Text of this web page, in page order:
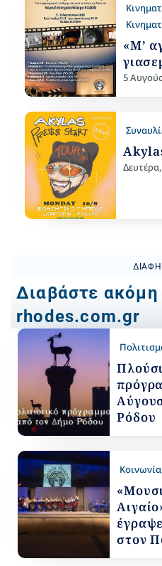
«Μ’
5
Διαβάστε ακόμη
rhodes.com.gr
Ρόδου
Κοινωνία
στον